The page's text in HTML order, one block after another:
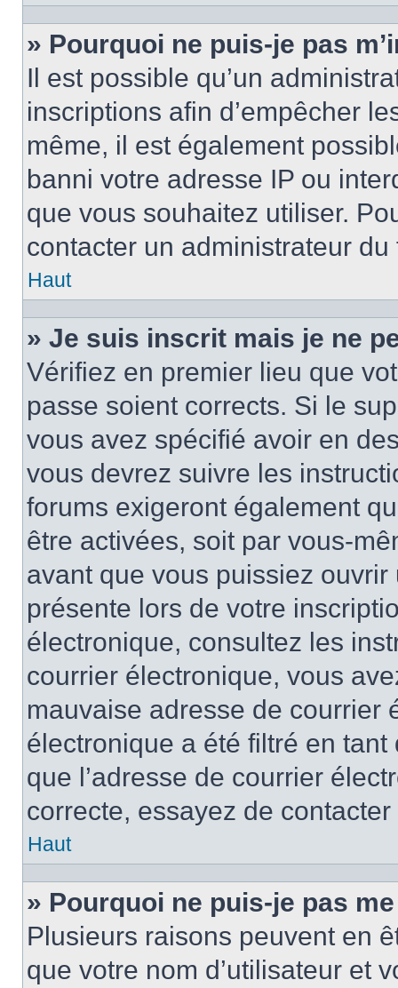
» Pourquoi ne puis-je pas
Il est possible qu’un
inscriptions afin d’empêcher
même, il est également
banni votre adresse IP ou
que vous souhaitez utiliser.
contacter un administrateur du
Haut
» Je suis inscrit mais je ne
Vérifiez en premier lieu que
passe soient corrects. Si le
vous avez spécifié avoir en
vous devrez suivre les
forums exigeront également
être activées, soit par vous-
avant que vous puissiez
présente lors de votre
électronique, consultez les
courrier électronique, vous
mauvaise adresse de courrier
électronique a été filtré en
que l’adresse de courrier
correcte, essayez de
Haut
» Pourquoi ne puis-je pas
Plusieurs raisons peuvent en
que votre nom d’utilisateur et